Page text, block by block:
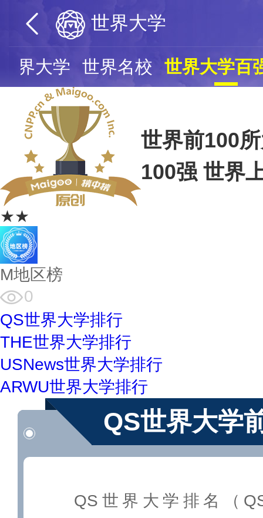
世界大学
世界大学 世界名校 世界大学百
★★
世界前100
100强 世界
M地区榜
0
QS世界大学排行
THE世界大学排行
USNews世界大学排行
ARWU世界大学排行
QS世界大学
QS世界大学排名（